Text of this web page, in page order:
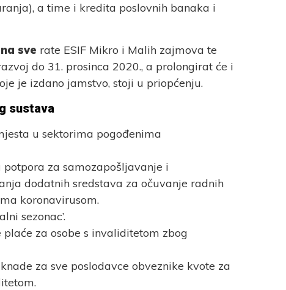
a time i kredita poslovnih banaka i
sve rate ESIF Mikro i Malih zajmova te
do 31. prosinca 2020., a prolongirat će i
je izdano jamstvo, stoji u priopćenju.
sustava
u sektorima pogođenima
za samozapošljavanje i
dodatnih sredstava za očuvanje radnih
koronavirusom.
sezonac’.
za osobe s invaliditetom zbog
za sve poslodavce obveznike kvote za